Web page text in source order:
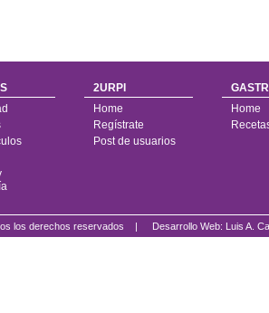
2URPI
Home
Regístrate
Post de usuarios
Home
los derechos reservados | Desarrollo Web: Luis